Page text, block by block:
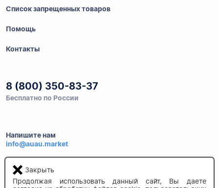
Список запрещенных товаров
Помощь
Контакты
8 (800) 350-83-37
Бесплатно по России
Напишите нам
info@auau.market
236027, г.Калининград
ул.Калязинская 6, оф. 2
Закрыть
Продолжая использовать данный сайт, Вы даете